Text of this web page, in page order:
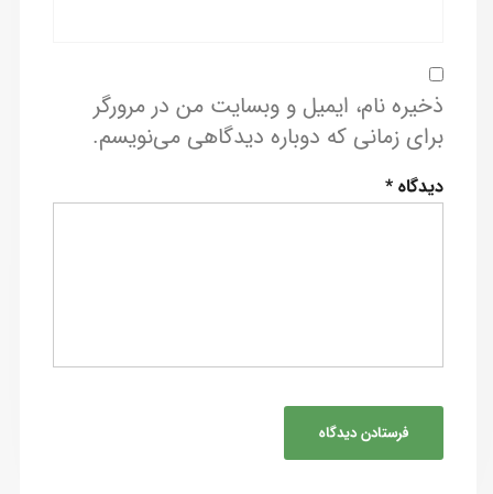
ذخیره نام، ایمیل و وبسایت من در مرورگر
برای زمانی که دوباره دیدگاهی می‌نویسم.
دیدگاه*